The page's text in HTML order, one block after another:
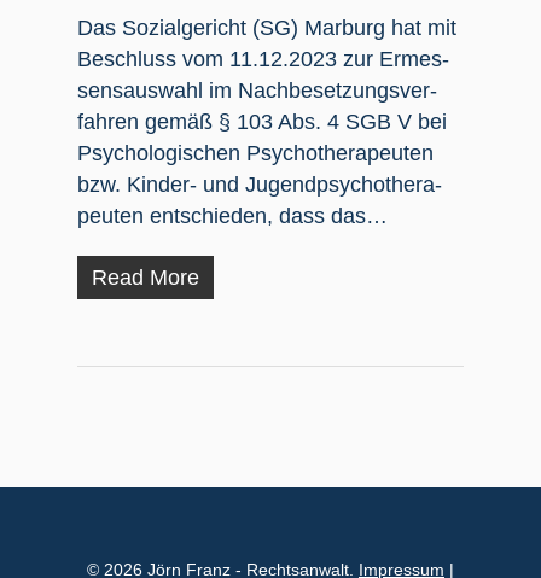
Das Sozi­al­ge­richt (SG) Mar­burg hat mit
Beschluss vom 11.12.2023 zur Ermes­
sens­aus­wahl im Nach­be­set­zungs­ver­
fah­ren gemäß § 103 Abs. 4 SGB V bei
Psy­cho­lo­gi­schen Psy­cho­the­ra­peu­ten
bzw. Kin­­der- und Jugend­psy­cho­the­ra­
peu­ten ent­schie­den, dass das…
Read More
© 2026 Jörn Franz - Rechtsanwalt. Impressum |